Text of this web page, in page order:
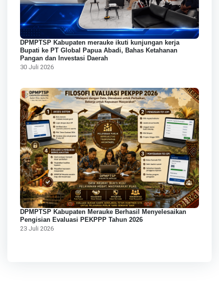
DPMPTSP Kabupaten merauke ikuti kunjungan kerja
Bupati ke PT Global Papua Abadi, Bahas Ketahanan
Pangan dan Investasi Daerah
30 Juli 2026
DPMPTSP Kabupaten Merauke Berhasil Menyelesaikan
Pengisian Evaluasi PEKPPP Tahun 2026
23 Juli 2026